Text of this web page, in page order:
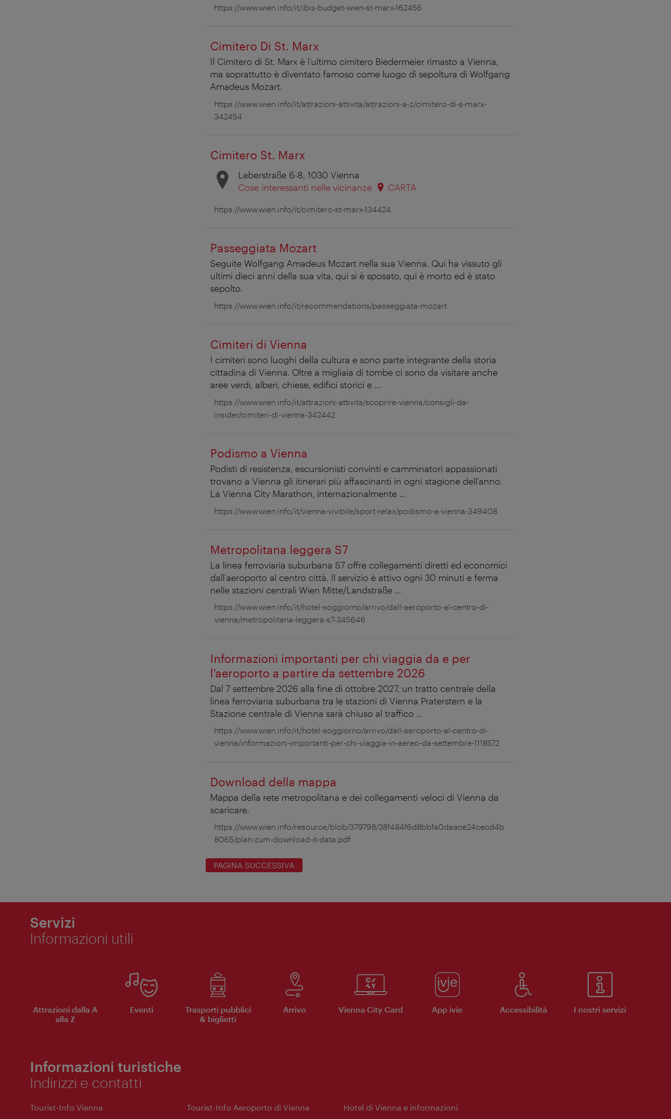
https://www.wien.info/it/ibis-budget-wien-st-marx-162456
Cimitero Di St. Marx
Il Cimitero di St. Marx è l’ultimo cimitero Biedermeier rimasto a Vienna,
ma soprattutto è diventato famoso come luogo di sepoltura di Wolfgang
Amadeus Mozart.
https://www.wien.info/it/attrazioni-attivita/attrazioni-a-z/cimitero-di-s-marx-
342454
Cimitero St. Marx
Leberstraße 6-8, 1030 Vienna
Cose interessanti nelle vicinanze
CARTA
https://www.wien.info/it/cimitero-st-marx-134424
Passeggiata Mozart
Seguite Wolfgang Amadeus Mozart nella sua Vienna. Qui ha vissuto gli
ultimi dieci anni della sua vita, qui si è sposato, qui è morto ed è stato
sepolto.
https://www.wien.info/it/recommendations/passeggiata-mozart
Cimiteri di Vienna
I cimiteri sono luoghi della cultura e sono parte integrante della storia
cittadina di Vienna. Oltre a migliaia di tombe ci sono da visitare anche
aree verdi, alberi, chiese, edifici storici e ...
https://www.wien.info/it/attrazioni-attivita/scoprire-vienna/consigli-da-
insider/cimiteri-di-vienna-342442
Podismo a Vienna
Podisti di resistenza, escursionisti convinti e camminatori appassionati
trovano a Vienna gli itinerari più affascinanti in ogni stagione dell’anno.
La Vienna City Marathon, internazionalmente ...
https://www.wien.info/it/vienna-vivibile/sport-relax/podismo-a-vienna-349408
Metropolitana leggera S7
La linea ferroviaria suburbana S7 offre collegamenti diretti ed economici
dall’aeroporto al centro città. Il servizio è attivo ogni 30 minuti e ferma
nelle stazioni centrali Wien Mitte/Landstraße ...
https://www.wien.info/it/hotel-soggiorno/arrivo/dall-aeroporto-al-centro-di-
vienna/metropolitana-leggera-s7-345646
Informazioni importanti per chi viaggia da e per
l’aeroporto a partire da settembre 2026
Dal 7 settembre 2026 alla fine di ottobre 2027, un tratto centrale della
linea ferroviaria suburbana tra le stazioni di Vienna Praterstern e la
Stazione centrale di Vienna sarà chiuso al traffico ...
https://www.wien.info/it/hotel-soggiorno/arrivo/dall-aeroporto-al-centro-di-
vienna/informazioni-importanti-per-chi-viaggia-in-aereo-da-settembre-1118572
Download della mappa
Mappa della rete metropolitana e dei collegamenti veloci di Vienna da
scaricare.
https://www.wien.info/resource/blob/379798/38f484f6d8bbfa0daace24cecd4b
8065/plan-zum-download-it-data.pdf
PAGINA SUCCESSIVA
Servizi
Informazioni utili
Attrazioni dalla A
alla Z
Eventi
Trasporti pubblici
& biglietti
Arrivo Vienna City Card App ivie Accessibilità I nostri servizi
Informazioni turistiche
Indirizzi e contatti
Tourist-Info Vienna
Tourist-Info Aeroporto di Vienna
Hotel di Vienna e informazioni